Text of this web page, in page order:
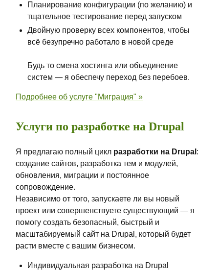
Планирование конфигурации (по желанию) и
тщательное тестирование перед запуском
Двойную проверку всех компонентов, чтобы
всё безупречно работало в новой среде
Будь то смена хостинга или объединение
систем — я обеспечу переход без перебоев.
Подробнее об услуге "Миграция" »
Услуги по разработке на Drupal
Я предлагаю полный цикл разработки на Drupal :
создание сайтов, разработка тем и модулей,
обновления, миграции и постоянное
сопровождение.
Независимо от того, запускаете ли вы новый
проект или совершенствуете существующий — я
помогу создать безопасный, быстрый и
масштабируемый сайт на Drupal, который будет
расти вместе с вашим бизнесом.
Индивидуальная разработка на Drupal